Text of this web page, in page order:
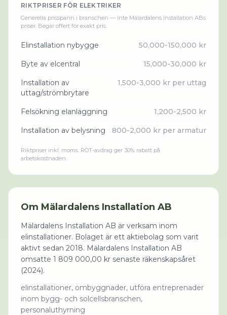
RIKTPRISER FÖR ELEKTRIKER
Generella prisspann i branschen — inte Mälardalens Installation ABs
priser. Begär offert för exakt pris.
Elinstallation nybygge 50,000-150,000 kr
Byte av elcentral 15,000-30,000 kr
Installation av
uttag/strömbrytare
1,500-3,000 kr per uttag
Felsökning elanläggning 1,200-2,500 kr
Installation av belysning 800-2,000 kr per armatur
Riktpriser inkl. moms. ROT-avdrag ger 30% rabatt på
arbetskostnaden.
Om Mälardalens Installation AB
Mälardalens Installation AB är verksam inom
elinstallationer. Bolaget är ett aktiebolag som varit
aktivt sedan 2018. Mälardalens Installation AB
omsatte 1 809 000,00 kr senaste räkenskapsåret
(2024).
elinstallationer, ombyggnader, utföra entreprenader
inom bygg- och solcellsbranschen,
personaluthyrning